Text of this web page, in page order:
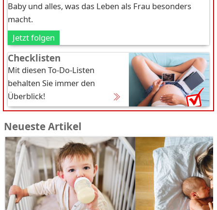
Baby und alles, was das Leben als Frau besonders
macht.
Jetzt folgen
Checklisten
Mit diesen To-Do-Listen
behalten Sie immer den
Überblick!
Neueste Artikel